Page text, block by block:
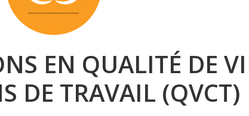
EN QUALITÉ DE
DE TRAVAIL (QVCT)